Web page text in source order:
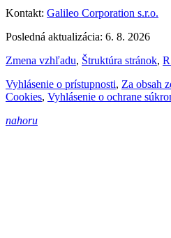
Kontakt: Galileo Corporation s.r.o.
Posledná aktualizácia: 6. 8. 2026
Zmena vzhľadu, Štruktúra stránok,
Vyhlásenie o prístupnosti, Za obsah
Cookies, Vyhlásenie o ochrane
nahoru